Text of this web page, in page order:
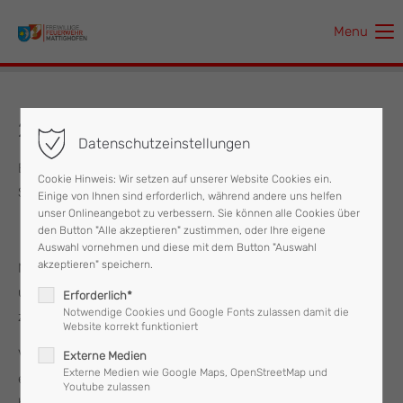
Der Eintrag "offcanvas-col1" existiert leider nicht.
Der Eintrag "offcanvas-col3" existiert leider nicht.
Der Eintrag "offcanvas-col4" existiert leider nicht.
Menu
22.07.2022 Ferienaktion
Bei strahlendem Sonnenschein durften wir am 22. Juli eine
Schar Kinder im Feuerwehrhaus begrüßen.
Mit voller Motivation und Freude absolvierten sie
unterschiedlichste Stationen und lernten so spielerisch mehr
zum Thema Feuerwehr.
Voller Begeisterung durften sie selbst die Schutzausrüstung
eines Feuerwehrlers probieren, konnten testen wie das
Datenschutzeinstellungen
Cookie Hinweis: Wir setzen auf unserer Website Cookies ein.
Einige von Ihnen sind erforderlich, während andere uns helfen
unser Onlineangebot zu verbessern. Sie können alle Cookies über
den Button "Alle akzeptieren" zustimmen, oder Ihre eigene
Auswahl vornehmen und diese mit dem Button "Auswahl
akzeptieren" speichern.
Erforderlich*
Notwendige Cookies und Google Fonts zulassen damit die
Website korrekt funktioniert
Externe Medien
Externe Medien wie Google Maps, OpenStreetMap und
Youtube zulassen